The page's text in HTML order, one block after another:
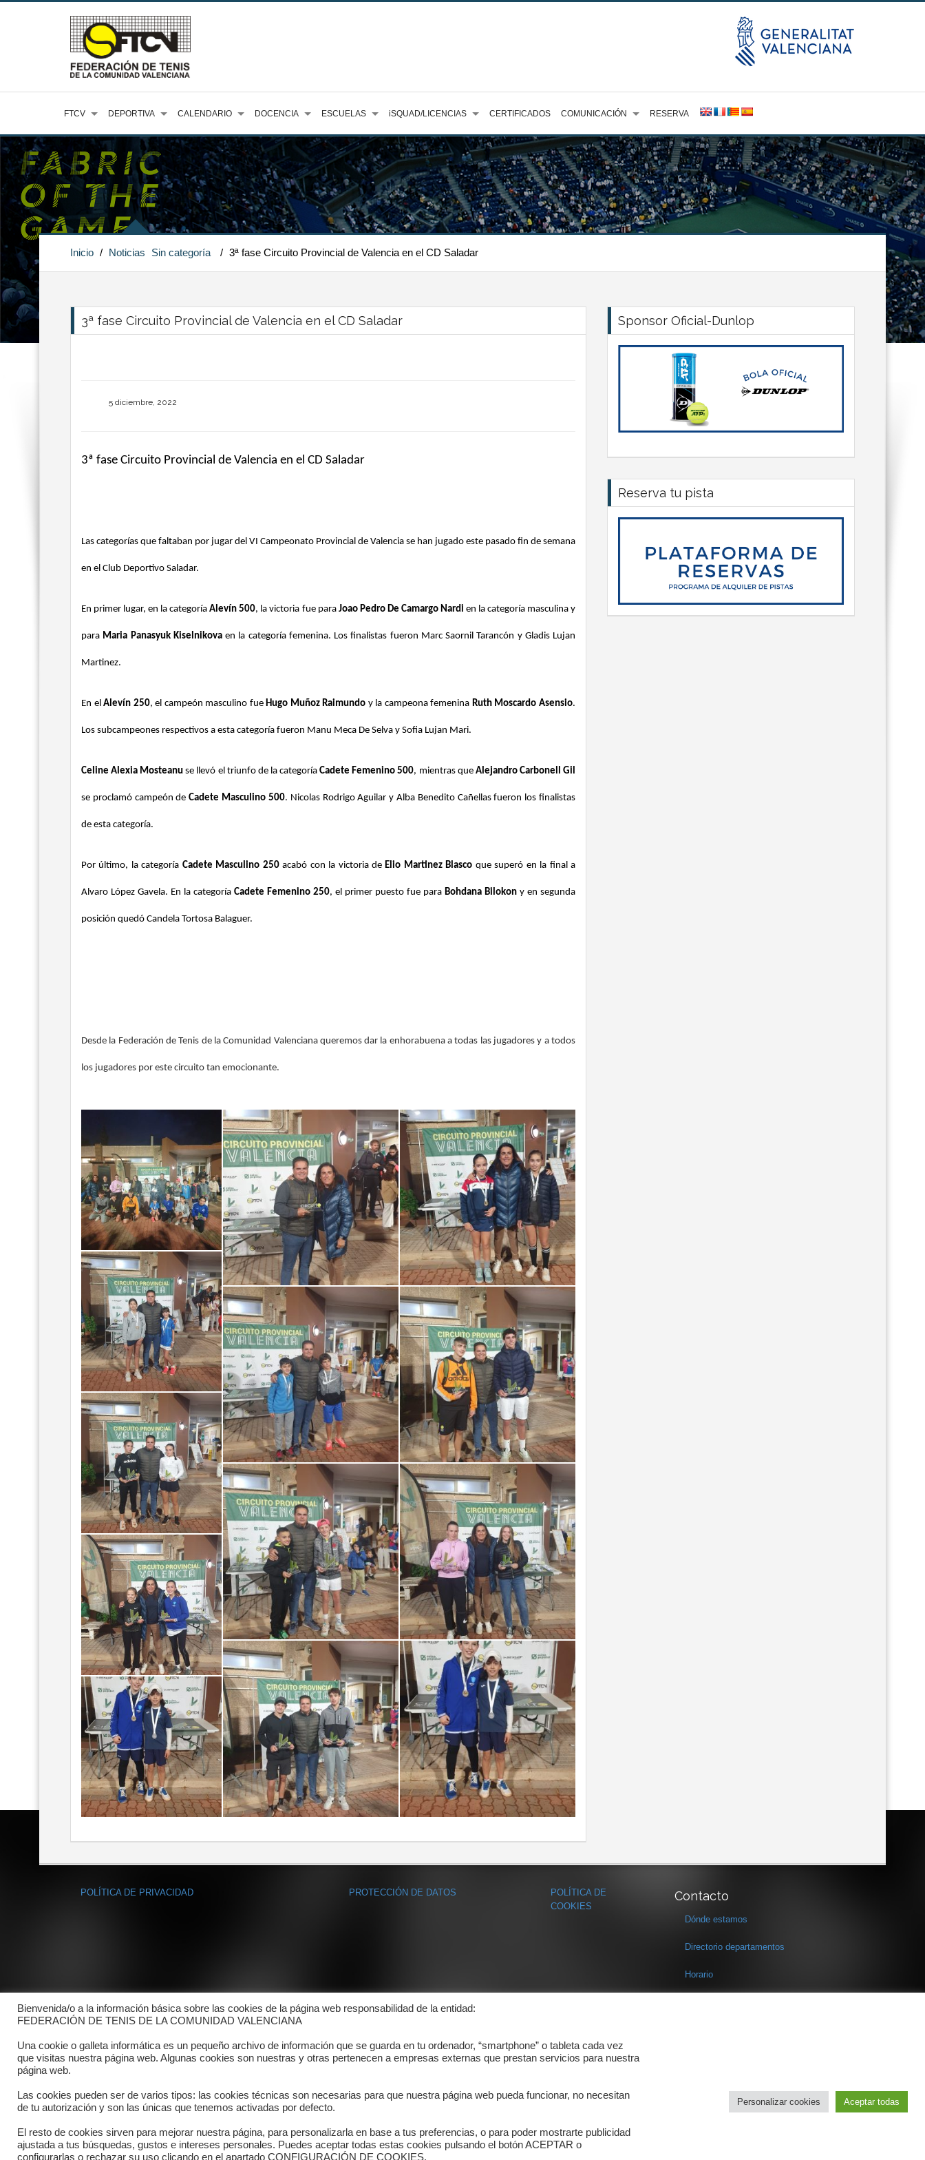
FTCV DEPORTIVA CALENDARIO DOCENCIA ESCUELAS iSQUAD/LICENCIAS CERTIFICADOS COMUNICACIÓN RESERVA
Inicio / Noticias Sin categoría / 3ª fase Circuito Provincial de Valencia en el CD Saladar
3ª fase Circuito Provincial de Valencia en el CD Saladar
5 diciembre, 2022
3ª fase Circuito Provincial de Valencia en el CD Saladar
Las categorías que faltaban por jugar del VI Campeonato Provincial de Valencia se han jugado este pasado fin de semana
en el Club Deportivo Saladar.
En primer lugar, en la categoríaAlevín 500, la victoria fue para Joao Pedro De Camargo Nardi en la categoría masculina y
para Maria Panasyuk Kiselnikovaen la categoría femenina. Los finalistas fueron Marc Saornil Tarancón y Gladis Lujan
Martinez.
En elAlevín 250, el campeón masculino fueHugo Muñoz Raimundo y la campeona femenina Ruth Moscardo Asensio.
Los subcampeones respectivos a esta categoría fueron Manu Meca De Selva y Sofia Lujan Mari.
Celine Alexia Mosteanu se llevó el triunfo de la categoría Cadete Femenino 500, mientras que Alejandro Carbonell Gil
se proclamó campeón deCadete Masculino 500. Nicolas Rodrigo Aguilar y Alba Benedito Cañellas fueron los finalistas
de esta categoría.
Por último, la categoría Cadete Masculino 250acabó con la victoria deElio Martinez Blasco que superó en la final a
Alvaro López Gavela. En la categoría Cadete Femenino 250, el primer puesto fue para Bohdana Bilokon y en segunda
posición quedó Candela Tortosa Balaguer.
Desde la Federación de Tenis de la Comunidad Valenciana queremos dar la enhorabuena a todas las jugadores y a todos
los jugadores por este circuito tan emocionante.
Sponsor Oficial-Dunlop
Reserva tu pista
POLÍTICA DE PRIVACIDAD PROTECCIÓN DE DATOS
POLÍTICA DE
COOKIES
Contacto
Dónde estamos
Directorio departamentos
Horario
Copyright © 2025 FTCV
Bienvenida/o a la información básica sobre las cookies de la página web responsabilidad de la entidad:
FEDERACIÓN DE TENIS DE LA COMUNIDAD VALENCIANA
Una cookie o galleta informática es un pequeño archivo de información que se guarda en tu ordenador, “smartphone” o tableta cada vez
que visitas nuestra página web. Algunas cookies son nuestras y otras pertenecen a empresas externas que prestan servicios para nuestra
página web.
Las cookies pueden ser de varios tipos: las cookies técnicas son necesarias para que nuestra página web pueda funcionar, no necesitan
de tu autorización y son las únicas que tenemos activadas por defecto.
El resto de cookies sirven para mejorar nuestra página, para personalizarla en base a tus preferencias, o para poder mostrarte publicidad
ajustada a tus búsquedas, gustos e intereses personales. Puedes aceptar todas estas cookies pulsando el botón ACEPTAR o
configurarlas o rechazar su uso clicando en el apartado CONFIGURACIÓN DE COOKIES.
Personalizar cookies Aceptar todas